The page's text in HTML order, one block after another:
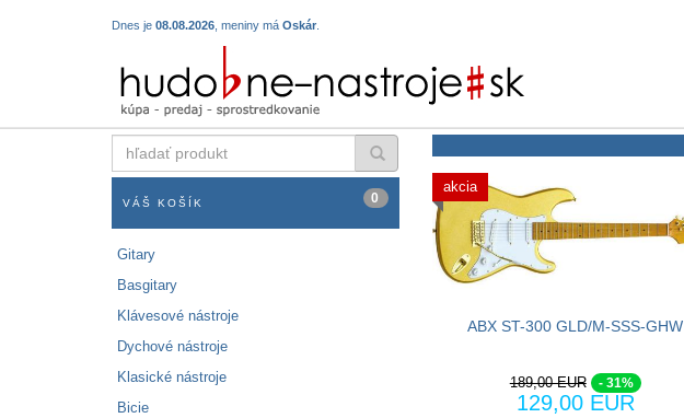
Dnes je 08.08.2026 , meniny má Oskár
produkt
VÁŠ KOŠÍK 0
Gitary
Basgitary
Klávesové nástroje
Dychové nástroje
Klasické nástroje
Bicie
akcia
ABX ST-300 GLD/M-SSS-GHW
189,00 EUR - 31%
129,00 EUR